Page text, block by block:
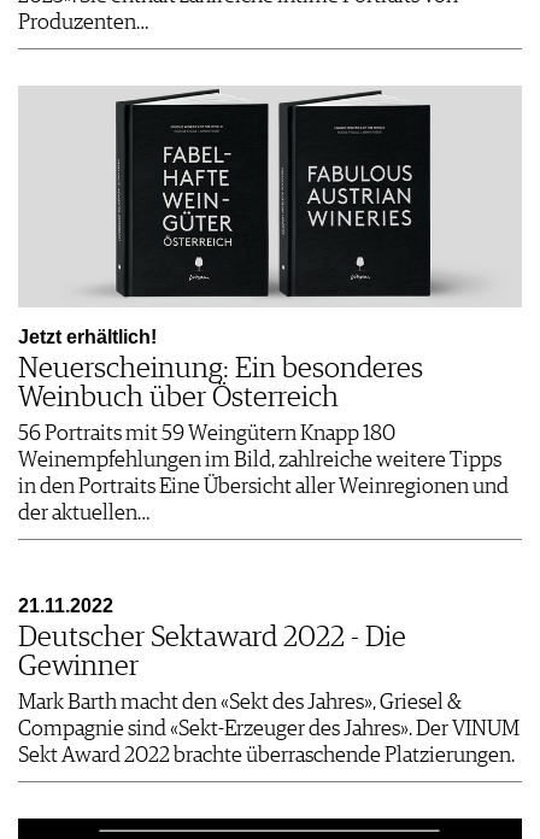
Produzenten…
Jetzt erhältlich!
Neuerscheinung: Ein besonderes
Weinbuch über Österreich
56 Portraits mit 59 Weingütern Knapp 180
Weinempfehlungen im Bild, zahlreiche weitere Tipps
in den Portraits Eine Übersicht aller Weinregionen und
der aktuellen…
21.11.2022
Deutscher Sektaward 2022 - Die
Gewinner
Mark Barth macht den «Sekt des Jahres», Griesel &
Compagnie sind «Sekt-Erzeuger des Jahres». Der VINUM
Sekt Award 2022 brachte überraschende Platzierungen.